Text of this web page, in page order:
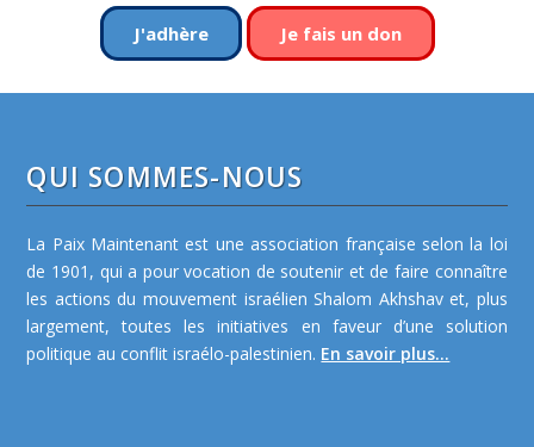
J'adhère Je fais un don
QUI SOMMES-NOUS
La Paix Maintenant est une association française selon la loi
de 1901, qui a pour vocation de soutenir et de faire connaître
les actions du mouvement israélien Shalom Akhshav et, plus
largement, toutes les initiatives en faveur d’une solution
politique au conflit israélo-palestinien. En savoir plus...